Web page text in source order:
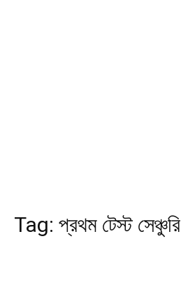
Tag: প্রথম টেস্ট সেঞ্চুরি